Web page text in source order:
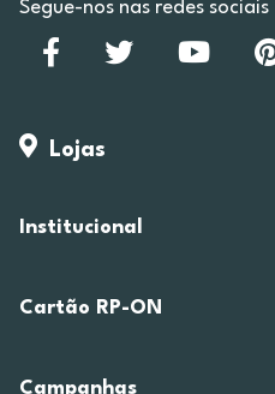
Segue-nos nas redes sociais
Lojas
Institucional
Cartão RP-ON
Campanhas